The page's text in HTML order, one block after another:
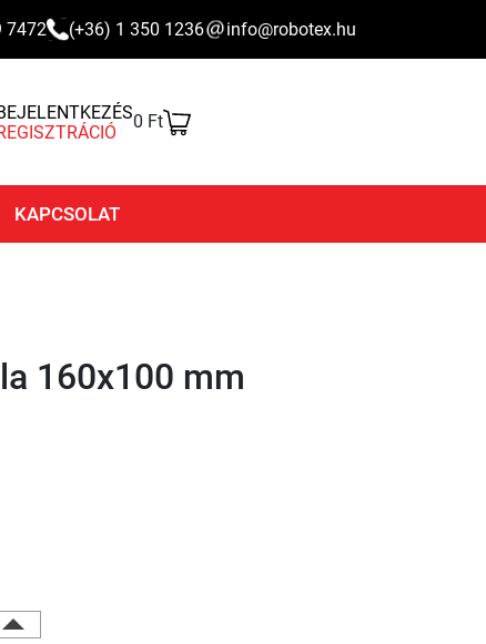
7472 (+36) 1 350 1236 info@robotex.hu
0 Ft
KAPCSOLAT
160x100 mm